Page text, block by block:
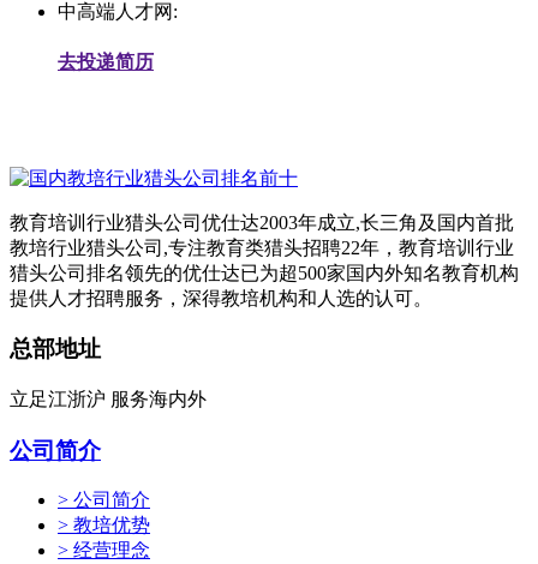
中高端人才网:
去投递简历
教育培训行业猎头公司优仕达2003年成立,长三角及国内首批
教培行业猎头公司,专注教育类猎头招聘22年，教育培训行业
猎头公司排名领先的优仕达已为超500家国内外知名教育机构
提供人才招聘服务，深得教培机构和人选的认可。
总部地址
立足江浙沪 服务海内外
公司简介
> 公司简介
> 教培优势
> 经营理念